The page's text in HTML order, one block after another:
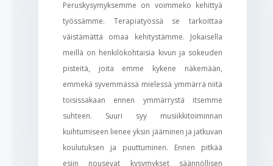
Peruskysymyksemme on voimmeko kehittyä
työssämme. Terapiatyössä se tarkoittaa
väistämättä omaa kehitystämme. Jokaisella
meillä on henkilökohtaisia kivun ja sokeuden
pisteitä, joita emme kykene näkemään,
emmekä syvemmässä mielessä ymmärrä niitä
toisissakaan ennen ymmärrystä itsemme
suhteen. Suuri syy musiikkitoiminnan
kuihtumiseen lienee yksin jääminen ja jatkuvan
koulutuksen ja puuttuminen. Ennen pitkää
esiin nousevat kysymykset säännöllisen